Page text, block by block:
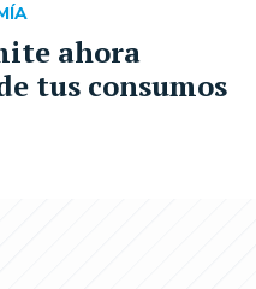
ahora
tus consumos